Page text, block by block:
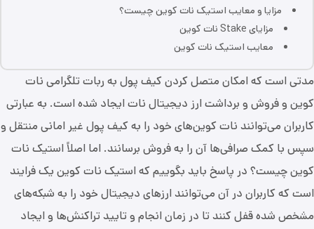
مزایا و معایب استیک نات کوین چیست؟
مزایای Stake نات کوین
معایب استیک نات کوین
مدتی است که امکان متصل کردن کیف پول به ربات تلگرامی نات
کوین و فروش و برداشت ارز دیجیتال نات ایجاد شده است. به عبارتی
کاربران می‌توانند نات کوین‌های خود را به کیف پول غیر امانی منتقل و
سپس با کمک صرافی‌ها آن را به فروش برسانند. اما اصلاً استیک نات
کوین چیست؟ در پاسخ باید بگوییم که استیک نات کوین یک فرایند
است که کاربران در آن می‌توانند ارزهای دیجیتال خود را به شبکه‌های
مشخص شده قفل کنند تا در زمان انجام و تایید تراکنش‌ها و ایجاد